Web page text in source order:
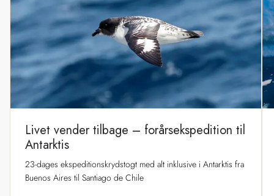
Livet vender tilbage – forårsekspedition til
Antarktis
23-dages ekspeditionskrydstogt med alt inklusive i Antarktis fra
Buenos Aires til Santiago de Chile